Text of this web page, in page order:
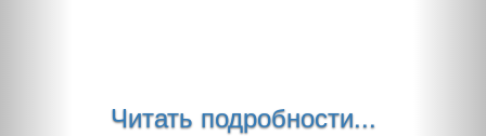
Читать подробности...